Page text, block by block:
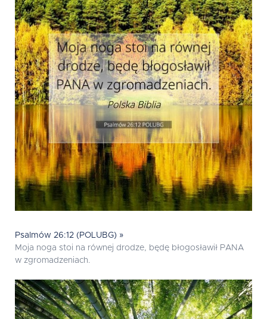
Psalmów 26:12 (POLUBG) »
Moja noga stoi na równej drodze, będę błogosławił PANA
w zgromadzeniach.